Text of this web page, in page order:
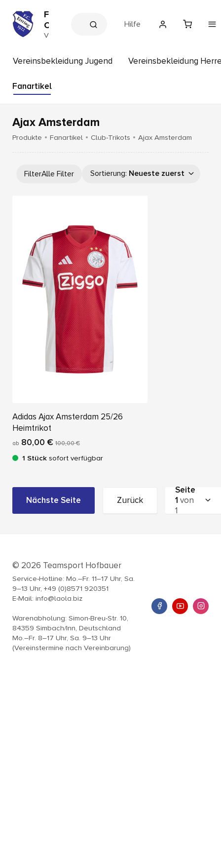
F
C
E
t
n
V
e
s
s
p
Hilfe
Vereinsbekleidung Jugend Vereinsbekleidung
Fanartikel
Ajax Amsterdam
Produkte Fanartikel Club-Trikots Ajax Amsterdam
FilterAlle Filter Sortierung: Neueste zuerst
Adidas Ajax Amsterdam 25/26
Heimtrikot
ab 80,00 € 100,00 €
1 Stück sofort verfügbar
Nächste Seite Zurück
Seite
1 von
1
© 2026 Teamsport Hofbauer
Service-Hotline: Mo.–Fr. 11–17 Uhr, Sa.
9–13 Uhr, +49 (0)8571 920351
E-Mail: info@laola.biz
Warenabholung: Simon-Breu-Str. 10,
84359 Simbach/Inn, Deutschland
Mo.–Fr. 8–17 Uhr, Sa. 9–13 Uhr
(Vereinstermine nach Vereinbarung)